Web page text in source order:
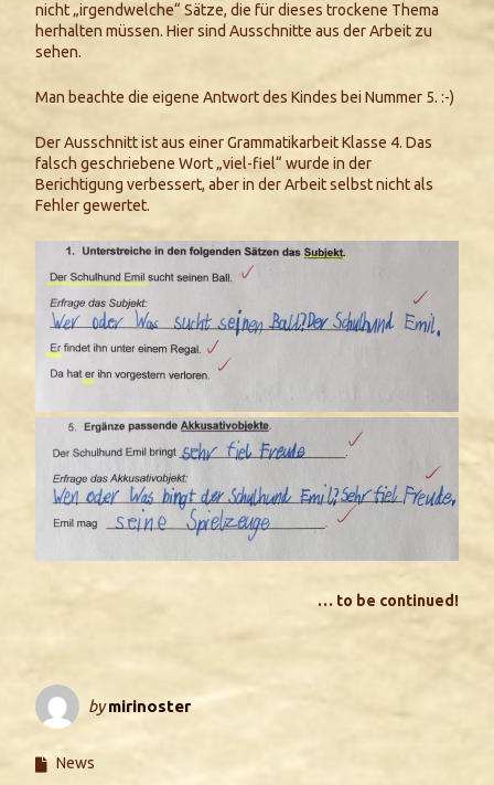
nicht „irgendwelche“ Sätze, die für dieses trockene Thema
herhalten müssen. Hier sind Ausschnitte aus der Arbeit zu
sehen.
Man beachte die eigene Antwort des Kindes bei Nummer 5. :-)
Der Ausschnitt ist aus einer Grammatikarbeit Klasse 4. Das
falsch geschriebene Wort „viel-fiel“ wurde in der
Berichtigung verbessert, aber in der Arbeit selbst nicht als
Fehler gewertet.
… to be continued!
bymirinoster
News